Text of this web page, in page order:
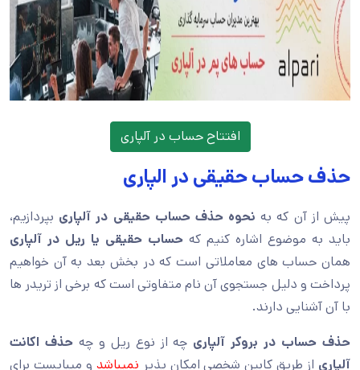
افتتاح حساب در آلپاری
حذف حساب حقیقی در الپاری
پیش از آن که به نحوه حذف حساب حقیقی در آلپاری بپردازیم،
باید به موضوع اشاره کنیم که حساب حقیقی یا ریل در آلپاری
همان حساب های معاملاتی است که در بخش بعد به آن خواهیم
پرداخت و دلیل جستجوی آن نام متفاوتی است که برخی از تریدر ها
با آن آشنایی دارند.
حذف حساب در بروکر آلپاری چه از نوع ریل و چهحذف اکانت
آلپاری از طریق کابین شخصی امکان پذیر نمیباشد و میبایست برای